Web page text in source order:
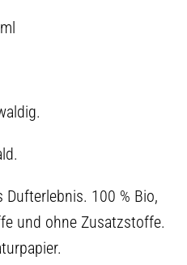
100 % Bio,
und ohne Zusatzstoffe.